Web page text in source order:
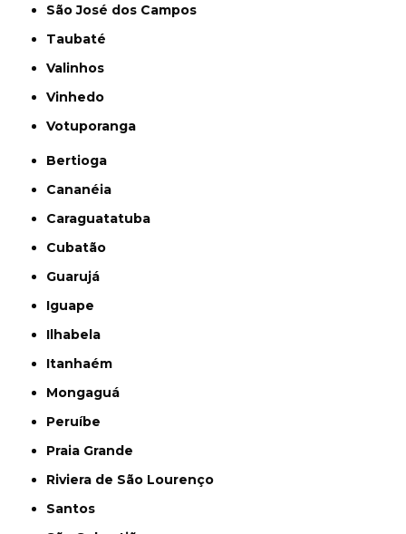
São José dos Campos
Taubaté
Valinhos
Vinhedo
Votuporanga
Bertioga
Cananéia
Caraguatatuba
Cubatão
Guarujá
Iguape
Ilhabela
Itanhaém
Mongaguá
Peruíbe
Praia Grande
Riviera de São Lourenço
Santos